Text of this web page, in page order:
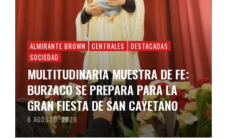
ALMIRANTE BROWN CENTRALES
DESTACADAS
SOCIEDAD
MULTITUDINARIA MUESTRA DE FE:
BURZACO SE PREPARA PARA LA
GRAN FIESTA DE SAN CAYETANO
6 AGOSTO, 2026